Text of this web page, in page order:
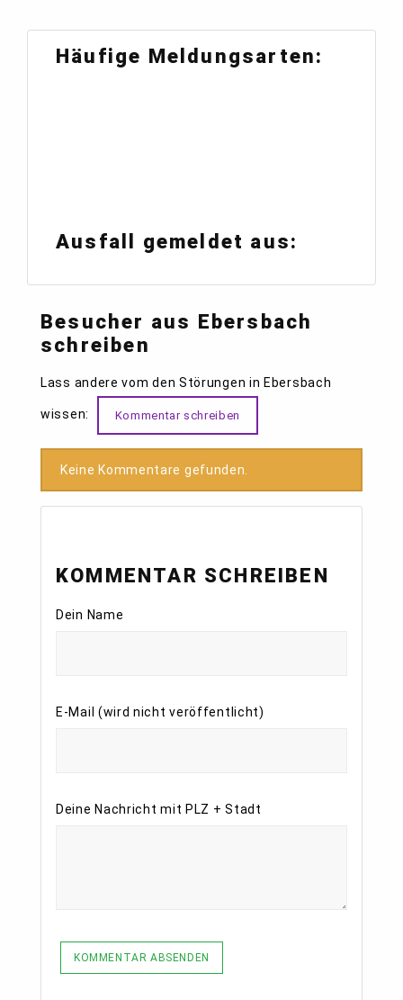
Häufige Meldungsarten:
Ausfall gemeldet aus:
Besucher aus Ebersbach
schreiben
Lass andere vom den Störungen in Ebersbach
wissen: Kommentar schreiben
Keine Kommentare gefunden.
KOMMENTAR SCHREIBEN
Dein Name
E-Mail (wird nicht veröffentlicht)
Deine Nachricht mit PLZ + Stadt
KOMMENTAR ABSENDEN